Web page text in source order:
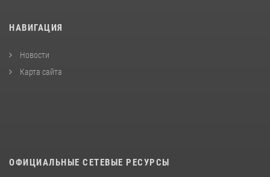
НАВИГАЦИЯ
Новости
Карта сайта
ОФИЦИАЛЬНЫЕ СЕТЕВЫЕ РЕСУРСЫ